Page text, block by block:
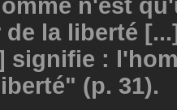
n'est
la liberté
signifie :
(p. 31).